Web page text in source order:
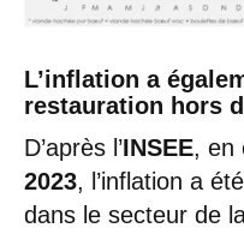
L’inflation a
restauration hors
D’après l’INSEE, en
2023, l’inflation a
dans le secteur de